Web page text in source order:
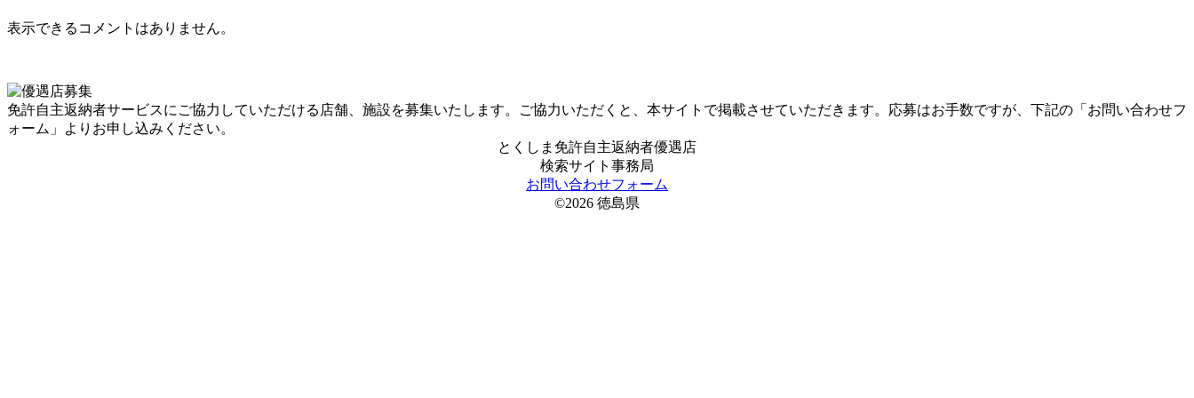
表示できるコメントはありません。
免許自主返納者サービスにご協力していただける店舗、施設を募集いたします。ご協力いただくと、本サイトで掲載させていただきます。応募はお手数ですが、下記の「お問い合わせフ
ォーム」よりお申し込みください。
とくしま免許自主返納者優遇店
検索サイト事務局
お問い合わせフォーム
©2026 徳島県